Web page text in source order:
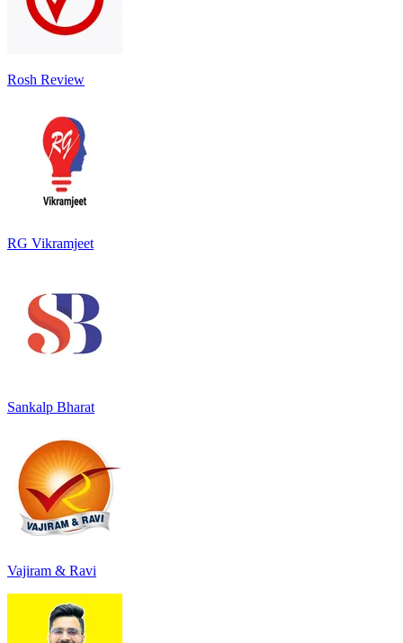
Rosh Review
RG Vikramjeet
Sankalp Bharat
Vajiram & Ravi